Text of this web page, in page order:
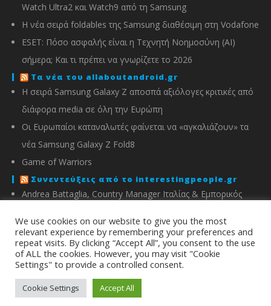
Watch Ultra2 και Watch9 από τη Samsung
Η νέα σειρά foldables της Samsung διαθέσιμη στη Vodafone
ESET: Πόσο ασφαλής είναι η Τεχνητή Νοημοσύνη (AI)
σήμερα; Και τι πρέπει να γνωρίζετε το 2026
Τα νέα του allaboutandroid.gr
Η σειρά Samsung Galaxy Z αποσπά αξιόλογες κριτικές από
διάφορα media σε όλη την Ευρώπη
Οι Ευρωπαίοι καταναλωτές φαίνεται να «αγκαλιάζουν» τα
νέα Samsung Galaxy Z Fold8
Game of Warriors
Συνεντεύξεις από το interestingpeople.gr
Andrea Battaglia, Country Manager Ιταλίας & Εμπορικός
IMOU
Μιχάλης Χειμώνας, Γενικός Διευθυντής ΣΦΕΕ
info@energyin.gr
We use cookies on our website to give you the most
relevant experience by remembering your preferences and
repeat visits. By clicking “Accept All”, you consent to the use
of ALL the cookies. However, you may visit "Cookie
Settings" to provide a controlled consent.
Cookie Settings Accept All